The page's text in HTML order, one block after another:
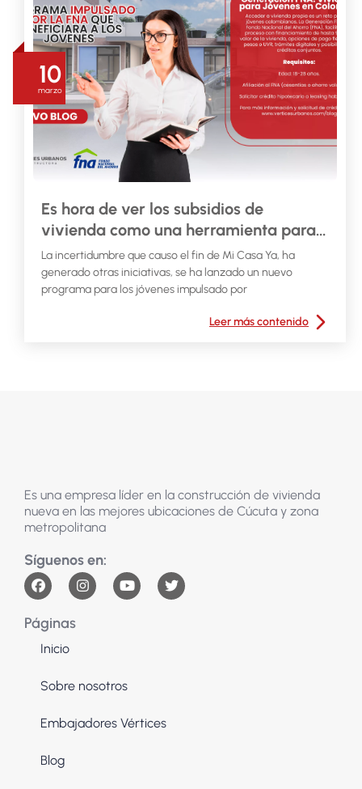
Es hora de ver los subsidios de
vivienda como una herramienta para
ganar beneficios, pero sin depender de
ellos
La incertidumbre que causo el fin de Mi Casa Ya, ha
generado otras iniciativas, se ha lanzado un nuevo
programa para los jóvenes impulsado por
Leer más contenido
10
marzo
Es una empresa líder en la construcción de vivienda
nueva en las mejores ubicaciones de Cúcuta y zona
metropolitana
Páginas
Inicio
Sobre nosotros
Embajadores Vértices
Blog